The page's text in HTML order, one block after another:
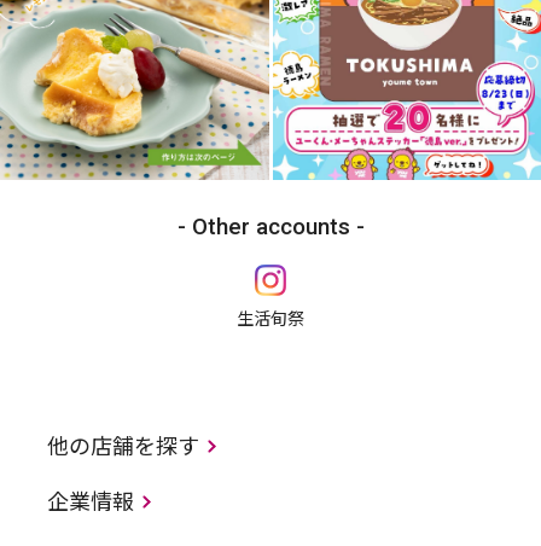
Other accounts
生活旬祭
他の店舗を探す
企業情報